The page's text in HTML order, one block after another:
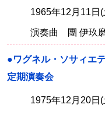
1965年12月11
演奏曲 團 伊玖
●ワグネル・ソサィエ
定期演奏会
1975年12月20